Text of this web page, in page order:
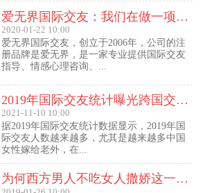
爱无界国际交友：我们在做一项关于女人幸福的事业
2020-01-22 10:00
爱无界国际交友，创立于2006年，公司的注
册品牌是爱无界，是一家专业提供国际交友
指导、情感心理咨询、...
2019年国际交友统计曝光跨国交友惊人内幕：女性嫁给老外比男士娶外国老婆数量更多
2021-11-10 10:00
据2019年国际交友统计数据显示，2019年国
际交友人数越来越多，尤其是越来越多中国
女性嫁给老外，在...
为何西方男人不吃女人撒娇这一套？